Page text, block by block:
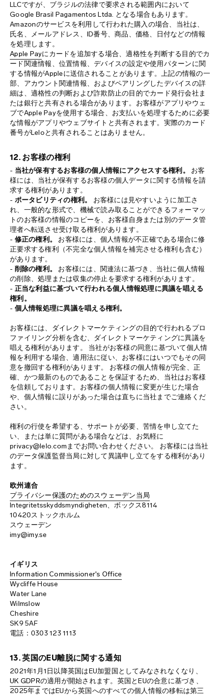
LLCですが、ブラジルの法律で要求される範囲内において
Google Brasil Pagamentos Ltda. となる場合もあります。
Amazonのサービスを利用して行われた購入の場合、当社は、
氏名、メールアドレス、ID番号、商品、価格、日付などの情報
を処理します。
Apple Payにカードを追加する場合、適格性を判断する目的でカ
ード関連情報、位置情報、デバイスの設定や使用パターンに関
する情報がAppleに送信されることがあります。上記の情報の一
部、アカウント関連情報、およびペアリングしたデバイスの詳
細は、適格性の判断および詐欺防止の目的でカード発行会社ま
たは銀行と共有される場合があります。お客様がアプリやウェ
ブでApple Payを使用する場合、お支払いを処理するために必要
な情報がアプリやウェブサイトと共有されます。実際のカード
番号がLeloと共有されることはありません。
12. お客様の権利
- 当社が保有するお客様の個人情報にアクセスする権利。
お客
様には、当社が保有するお客様の個人データに関する情報を請
求する権利があります。
- ポータビリティの権利。
お客様には見やすいように加工さ
れ、一般的な形式で、機械で読み取ることができるフォーマッ
トのお客様の情報のコピーを、お客様自身または別のデータ管
理者へ転送させ受け取る権利があります。
- 修正の権利。
お客様には、個人情報が不正確である場合に修
正要求する権利（不完全な個人情報を補完させる権利も含む）
があります。
- 削除の権利。
お客様には、関連法に基づき、当社に個人情報
の削除、処理または収集の停止を要求する権利があります。
- 正当な利益に基づいて行われる個人情報処理に異議を唱える
権利。
- 個人情報処理に異議を唱える権利。
お客様には、ダイレクトマーケティングの目的で行われるプロ
ファイリング分析を含む、ダイレクトマーケティングに異議を
唱える権利があります。 当社がお客様の同意に基づいて個人情
報を利用する場合、適用法に従い、お客様にはいつでもその同
意を撤回する権利があります。 お客様の個人情報が完全、正
確、かつ最新のものであることを保証するため、当社はお客様
を信頼しております。お客様の個人情報に変更が生じた場合
や、個人情報に誤りがあった場合は直ちに当社までご連絡くだ
さい。
権利の行使を希望する、サポートが必要、苦情を申し立てた
い、または単に質問がある場合などは、お気軽に
privacy@lelo.comまでお問い合わせください。 お客様には当社
のデータ保護監督当局に対して異議申し立てをする権利があり
ます。
欧州連合
プライバシー保護のためのスウェーデン当局
Integritetsskyddsmyndigheten、ボックス8114
10420ストックホルム
スウェーデン
imy@imy.se
イギリス
Information Commissioner's Office
Wycliffe House
Water Lane
Wilmslow
Cheshire
SK9 5AF
電話：0303 123 1113
13. 英国のEU離脱に関する通知
2021年1月1日以降英国はEU加盟国としてみなされなくなり、
UK GDPRの適用が開始されます。英国とEUの合意に基づき、
2025年まではEUから英国へのすべての個人情報の移転は第三